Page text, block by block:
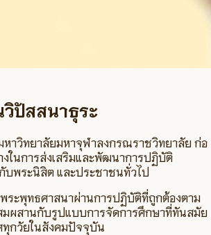
ปัสสนาธุระ
าวิทยาลัยมหาจุฬาลงกรณราชวิทยาลัย ก่อ
ในการส่งเสริมและพัฒนาการปฏิบัติ
บพระนิสิต และประชาชนทั่วไป
ระพุทธศาสนาผ่านการปฏิบัติที่ถูกต้องตาม
ผสานกับรูปแบบการจัดการศึกษาที่ทันสมัย
ทุกวัยในสังคมปัจจุบัน